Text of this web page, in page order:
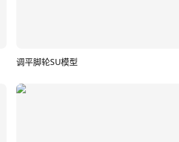
调平脚轮SU模型